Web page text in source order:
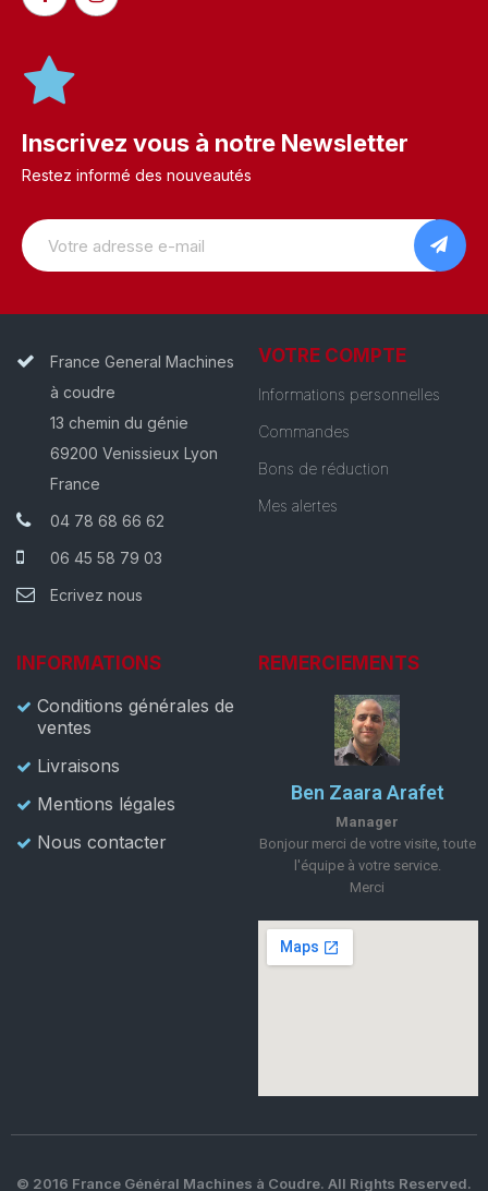
Inscrivez vous à notre Newsletter
Restez informé des nouveautés
France General Machines
à coudre
13 chemin du génie
69200 Venissieux Lyon
France
04 78 68 66 62
06 45 58 79 03
Ecrivez nous
VOTRE COMPTE
Informations personnelles
Commandes
Bons de réduction
Mes alertes
INFORMATIONS
Conditions générales de
ventes
Livraisons
Mentions légales
Nous contacter
REMERCIEMENTS
Ben Zaara Arafet
Manager
Bonjour merci de votre visite, toute
l'équipe à votre service.
Merci
© 2016 France Général Machines à Coudre. All Rights Reserved.